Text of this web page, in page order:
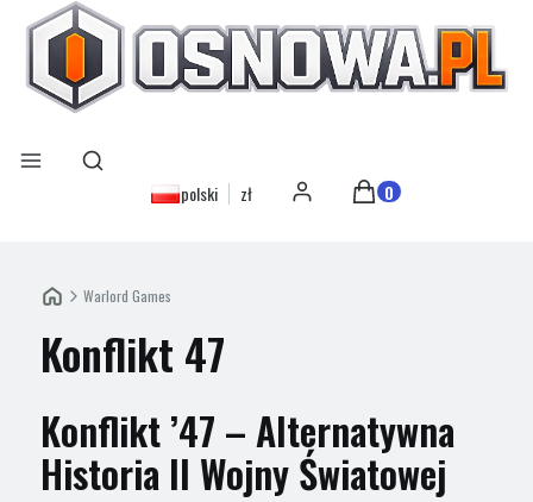
Menu Otwórz wyszukiwarkę
Szukaj
polski zł Zaloguj sięProdukty w koszyku:
Koszyk
Warlord Games
Konflikt 47
Konflikt ’47 – Alternatywna
Historia II Wojny Światowej